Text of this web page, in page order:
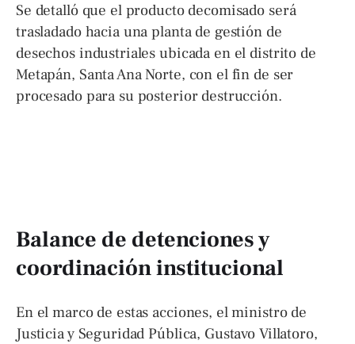
Se detalló que el producto decomisado será
trasladado hacia una planta de gestión de
desechos industriales ubicada en el distrito de
Metapán, Santa Ana Norte, con el fin de ser
procesado para su posterior destrucción.
Balance de detenciones y
coordinación institucional
En el marco de estas acciones, el ministro de
Justicia y Seguridad Pública, Gustavo Villatoro,